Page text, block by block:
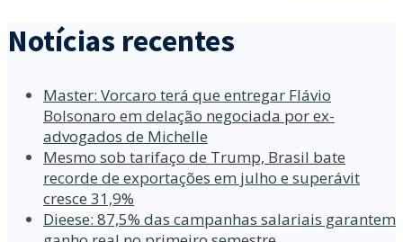
Notícias recentes
Master: Vorcaro terá que entregar Flávio
Bolsonaro em delação negociada por ex-
advogados de Michelle
Mesmo sob tarifaço de Trump, Brasil bate
recorde de exportações em julho e superávit
cresce 31,9%
Dieese: 87,5% das campanhas salariais garantem